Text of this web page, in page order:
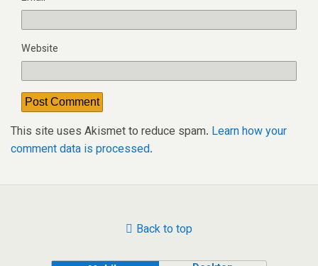
Website
This site uses Akismet to reduce spam. Learn how your
comment data is processed.
Back to top